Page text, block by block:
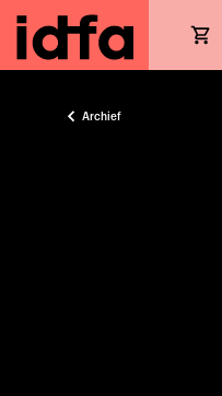
Archief